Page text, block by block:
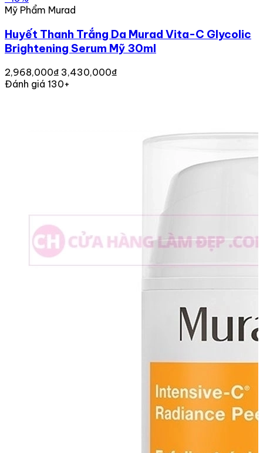
Mỹ Phẩm Murad
Huyết Thanh Trắng Da Murad Vita-C Glycolic
Brightening Serum Mỹ 30ml
2,968,000₫ 3,430,000₫
Đánh giá 130+